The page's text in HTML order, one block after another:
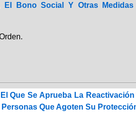
El Bono Social Y Otras
Que Se Aprueba La
Que Agoten Su